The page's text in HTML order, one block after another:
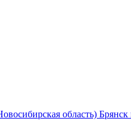
область) Брянск